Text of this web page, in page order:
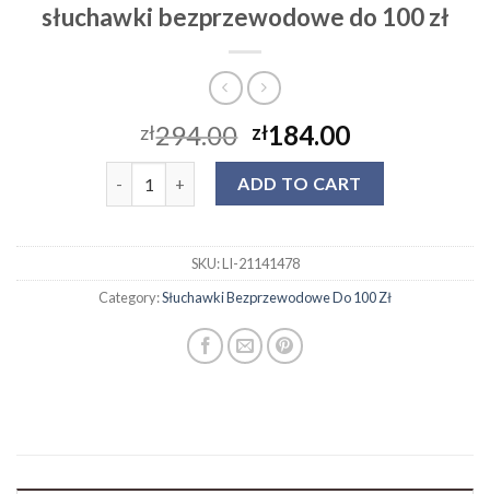
słuchawki bezprzewodowe do 100 zł
zł294.00 zł184.00
słuchawki bezprzewodowe do 100 zł quantity
ADD TO CART
SKU:LI-21141478
Category:Słuchawki Bezprzewodowe Do 100 Zł